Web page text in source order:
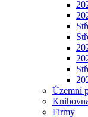
Územní
Firmy